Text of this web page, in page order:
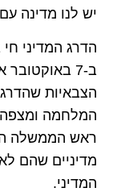
יש לנו מדינה
הדרג המדיני
ב-7
הצבאיות
המלחמה
ראש הממשלה
מדיניים שהם
המדיני.